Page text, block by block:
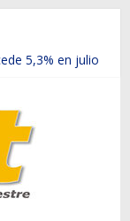
lanzar la nueva
en el Biobío
en Rancagua y
Bolden en